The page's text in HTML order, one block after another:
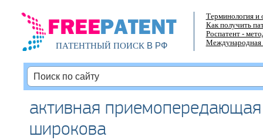
ПАТЕНТНЫЙ ПОИСКВ РФ
Терминология и
Как получить
Роспатент -
Международная
активная
широкова